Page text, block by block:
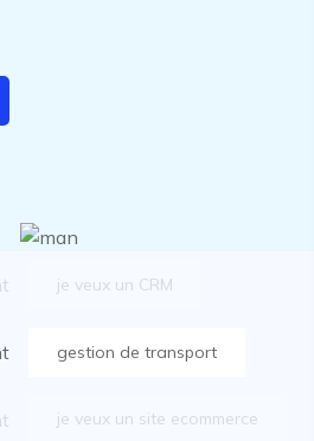
je veux un CRM
gestion de transport
je veux un site ecommerce